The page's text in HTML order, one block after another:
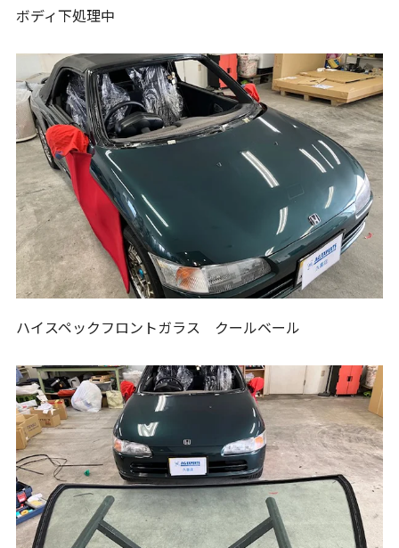
ボディ下処理中
ハイスペックフロントガラス クールベール